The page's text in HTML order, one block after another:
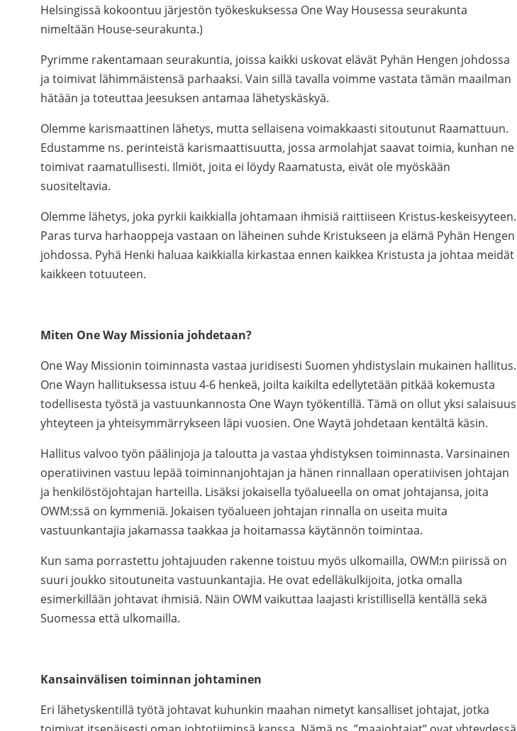
Helsingissä kokoontuu järjestön työkeskuksessa One Way Housessa seurakunta
nimeltään House-seurakunta.)
Pyrimme rakentamaan seurakuntia, joissa kaikki uskovat elävät Pyhän Hengen johdossa
ja toimivat lähimmäistensä parhaaksi. Vain sillä tavalla voimme vastata tämän maailman
hätään ja toteuttaa Jeesuksen antamaa lähetyskäskyä.
Olemme karismaattinen lähetys, mutta sellaisena voimakkaasti sitoutunut Raamattuun.
Edustamme ns. perinteistä karismaattisuutta, jossa armolahjat saavat toimia, kunhan ne
toimivat raamatullisesti. Ilmiöt, joita ei löydy Raamatusta, eivät ole myöskään
suositeltavia.
Olemme lähetys, joka pyrkii kaikkialla johtamaan ihmisiä raittiiseen Kristus-keskeisyyteen.
Paras turva harhaoppeja vastaan on läheinen suhde Kristukseen ja elämä Pyhän Hengen
johdossa. Pyhä Henki haluaa kaikkialla kirkastaa ennen kaikkea Kristusta ja johtaa meidät
kaikkeen totuuteen.
Miten One Way Missionia johdetaan?
One Way Missionin toiminnasta vastaa juridisesti Suomen yhdistyslain mukainen hallitus.
One Wayn hallituksessa istuu 4-6 henkeä, joilta kaikilta edellytetään pitkää kokemusta
todellisesta työstä ja vastuunkannosta One Wayn työkentillä. Tämä on ollut yksi salaisuus
yhteyteen ja yhteisymmärrykseen läpi vuosien. One Waytä johdetaan kentältä käsin.
Hallitus valvoo työn päälinjoja ja taloutta ja vastaa yhdistyksen toiminnasta. Varsinainen
operatiivinen vastuu lepää toiminnanjohtajan ja hänen rinnallaan operatiivisen johtajan
ja henkilöstöjohtajan harteilla. Lisäksi jokaisella työalueella on omat johtajansa, joita
OWM:ssä on kymmeniä. Jokaisen työalueen johtajan rinnalla on useita muita
vastuunkantajia jakamassa taakkaa ja hoitamassa käytännön toimintaa.
Kun sama porrastettu johtajuuden rakenne toistuu myös ulkomailla, OWM:n piirissä on
suuri joukko sitoutuneita vastuunkantajia. He ovat edelläkulkijoita, jotka omalla
esimerkillään johtavat ihmisiä. Näin OWM vaikuttaa laajasti kristillisellä kentällä sekä
Suomessa että ulkomailla.
Kansainvälisen toiminnan johtaminen
Eri lähetyskentillä työtä johtavat kuhunkin maahan nimetyt kansalliset johtajat, jotka